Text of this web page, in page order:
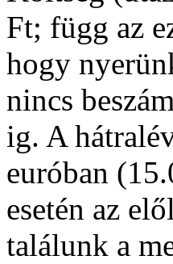
Ft; függ az
hogy
nincs
ig. A
euróban
esetén az
találunk a